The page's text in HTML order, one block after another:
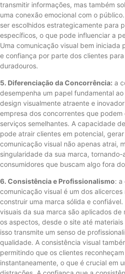
transmitir informações, mas também
uma conexão emocional com o
ser escolhidos estrategicamente para
específicos, o que pode influenciar a
Uma comunicação visual bem iniciada
e confiança por parte dos clientes
duradouros.
5. Diferenciação da Concorrência: a
desempenha um papel fundamental
design visualmente atraente e
empresa dos concorrentes que
serviços semelhantes. A capacidade
pode atrair clientes em potencial,
comunicação visual não apenas atrai,
singularidade da sua marca,
consumidores que buscam algo fora
6. Consistência e Profissionalismo: a
comunicação visual é um dos
construir uma marca sólida e
visuais da sua marca são aplicados de
os aspectos, desde o site até
isso transmite um senso de
qualidade. A consistência visual
permitindo que os clientes
instantaneamente, o que é crucial em